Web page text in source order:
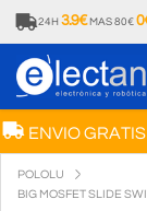
24H 3.9€ MAS 80€
ENVIO GRATIS
POLOLU
BIG MOSFET SLIDE